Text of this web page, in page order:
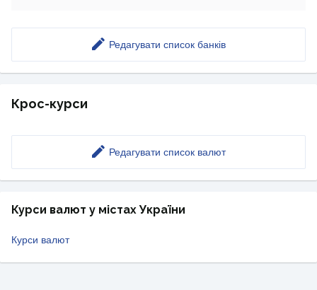
Редагувати список банків
Крос-курси
Редагувати список валют
Курси валют у містах України
Курси валют